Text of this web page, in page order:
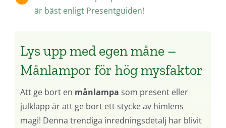
är bäst enligt Presentguiden!
Lys upp med egen måne –
Månlampor för hög mysfaktor
Att ge bort en månlampa som present eller
julklapp är att ge bort ett stycke av himlens
magi! Denna trendiga inredningsdetalj har blivit